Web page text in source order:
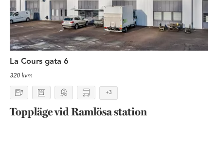
La Cours gata 6
320 kvm
+3
Toppläge vid Ramlösa station